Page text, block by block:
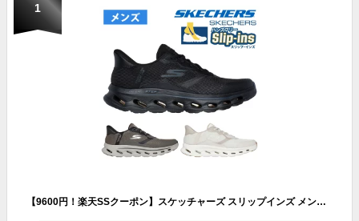
1
【9600円！楽天SSクーポン】スケッチャーズ スリップインズ メンズ スニーカー 軽量 厚底 黒 ゴーウォーク グライドステップ 2.0 ザック 216660 スリッポン 紐靴 ノーマル幅 歩きやすい SKECHERS Slip-ins GO WALK Glide Step 2.0 ZACK